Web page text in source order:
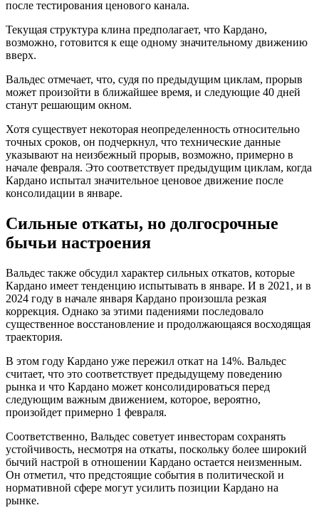
после тестирования ценового канала.
Текущая структура клина предполагает, что Кардано,
возможно, готовится к еще одному значительному движению
вверх.
Вальдес отмечает, что, судя по предыдущим циклам, прорыв
может произойти в ближайшее время, и следующие 40 дней
станут решающим окном.
Хотя существует некоторая неопределенность относительно
точных сроков, он подчеркнул, что технические данные
указывают на неизбежный прорыв, возможно, примерно в
начале февраля. Это соответствует предыдущим циклам, когда
Кардано испытал значительное ценовое движение после
консолидации в январе.
Сильные откаты, но долгосрочные
бычьи настроения
Вальдес также обсудил характер сильных откатов, которые
Кардано имеет тенденцию испытывать в январе. И в 2021, и в
2024 году в начале января Кардано произошла резкая
коррекция. Однако за этими падениями последовало
существенное восстановление и продолжающаяся восходящая
траектория.
В этом году Кардано уже пережил откат на 14%. Вальдес
считает, что это соответствует предыдущему поведению
рынка и что Кардано может консолидироваться перед
следующим важным движением, которое, вероятно,
произойдет примерно 1 февраля.
Соответственно, Вальдес советует инвесторам сохранять
устойчивость, несмотря на откаты, поскольку более широкий
бычий настрой в отношении Кардано остается неизменным.
Он отметил, что предстоящие события в политической и
нормативной сфере могут усилить позиции Кардано на
рынке.